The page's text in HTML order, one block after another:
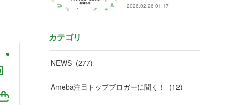
2026.02.26 01:17
カテゴリ
NEWS (277)
Ameba注目トップブロガーに聞く！ (12)